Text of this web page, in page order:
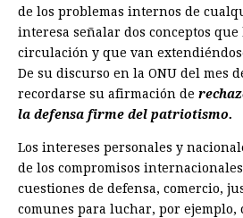
de los problemas internos de
interesa señalar dos conceptos que
circulación y que van
De su discurso en la ONU del mes
recordarse su afirmación de
la defensa firme del patriotismo.
Los intereses personales y
de los compromisos
cuestiones de defensa, comercio,
comunes para luchar, por ejemplo,